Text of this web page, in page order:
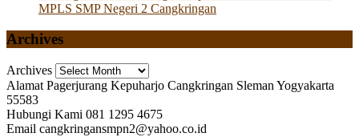
MPLS SMP Negeri 2 Cangkringan
Archives
Archives
Alamat Pagerjurang Kepuharjo Cangkringan Sleman Yogyakarta
55583
Hubungi Kami 081 1295 4675
Email cangkringansmpn2@yahoo.co.id